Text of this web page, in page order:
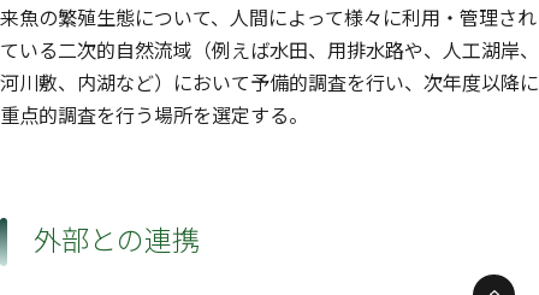
来魚の繁殖生態について、人間によって様々に利用・管理され
ている二次的自然流域（例えば水田、用排水路や、人工湖岸、
河川敷、内湖など）において予備的調査を行い、次年度以降に
重点的調査を行う場所を選定する。
外部との連携